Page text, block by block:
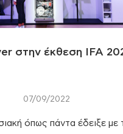
στην έκθεση IFA
07/09/2022
όπως πάντα έδειξε με